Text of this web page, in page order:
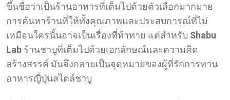
ขึ้นชื่อว่าเป็นร้านอาหารที่เต็มไปด้วยตัวเลือกมากมาย
การค้นหาร้านที่ให้ทั้งคุณภาพและประสบการณ์ที่ไม่
เหมือนใครนั้นอาจเป็นเรื่องที่ท้าทาย แต่สำหรับ Shabu
Lab ร้านชาบูที่เต็มไปด้วยเอกลักษณ์และความคิด
สร้างสรรค์ มันจึงกลายเป็นจุดหมายของผู้ที่รักการทาน
อาหารญี่ปุ่นสไตล์ชาบู